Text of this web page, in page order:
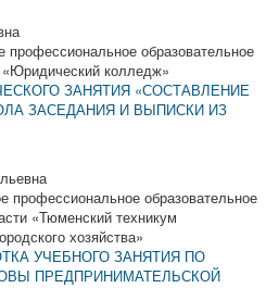
профессиональное образовательное
колледж»
ЗАНЯТИЯ «СОСТАВЛЕНИЕ
ЗАСЕДАНИЯ И ВЫПИСКИ ИЗ
профессиональное образовательное
«Тюменский техникум
хозяйства»
УЧЕБНОГО ЗАНЯТИЯ ПО
ПРЕДПРИНИМАТЕЛЬСКОЙ